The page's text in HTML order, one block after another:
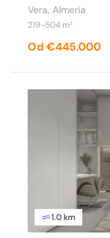
Vera, Almería
219-504 m²
Od €445.000
1.0 km